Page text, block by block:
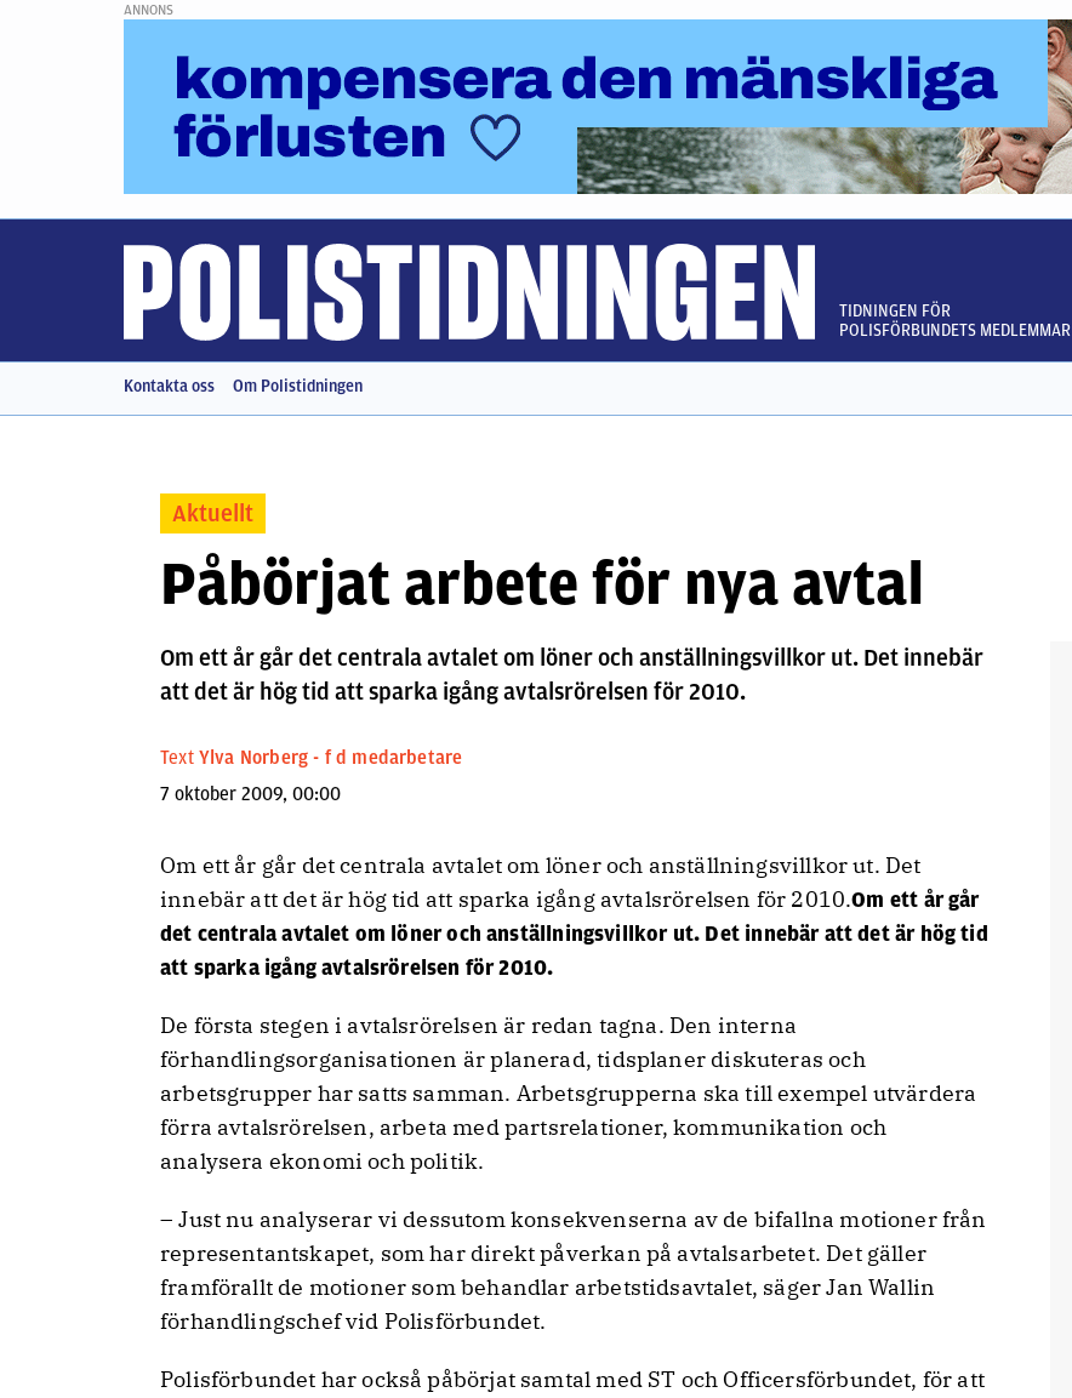
ANNONS
TIDNINGEN FÖR
POLISFÖRBUNDETS MEDLEMMAR
Kontakta oss Om Polistidningen
Aktuellt
Påbörjat arbete för nya avtal
Om ett år går det centrala avtalet om löner och anställningsvillkor ut. Det innebär
att det är hög tid att sparka igång avtalsrörelsen för 2010.
Text Ylva Norberg - f d medarbetare
7 oktober 2009, 00:00
Om ett år går det centrala avtalet om löner och anställningsvillkor ut. Det
innebär att det är hög tid att sparka igång avtalsrörelsen för 2010.Om ett år går
det centrala avtalet om löner och anställningsvillkor ut. Det innebär att det är hög tid
att sparka igång avtalsrörelsen för 2010.
De första stegen i avtalsrörelsen är redan tagna. Den interna
förhandlingsorganisationen är planerad, tidsplaner diskuteras och
arbetsgrupper har satts samman. Arbetsgrupperna ska till exempel utvärdera
förra avtalsrörelsen, arbeta med partsrelationer, kommunikation och
analysera ekonomi och politik.
– Just nu analyserar vi dessutom konsekvenserna av de bifallna motioner från
representantskapet, som har direkt påverkan på avtalsarbetet. Det gäller
framförallt de motioner som behandlar arbetstidsavtalet, säger Jan Wallin
förhandlingschef vid Polisförbundet.
Polisförbundet har också påbörjat samtal med ST och Officersförbundet, för att